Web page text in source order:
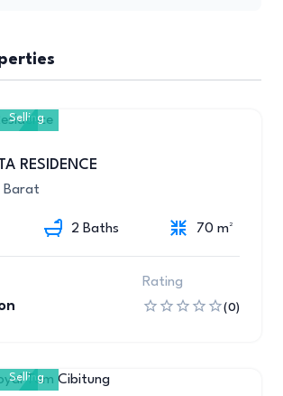
Selling
RESIDENCE
Barat
2 Baths 70 m²
Rating
(0)
Selling